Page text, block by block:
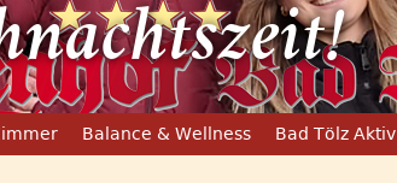
Balance & Wellness Bad Tölz Aktiv